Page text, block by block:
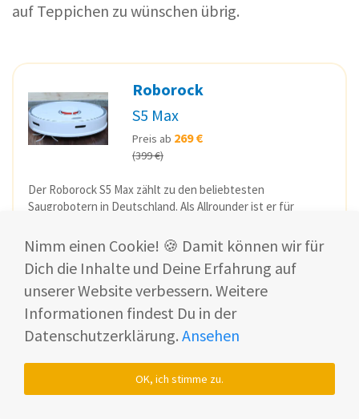
auf Teppichen zu wünschen übrig.
Roborock
S5 Max
Preis ab 269 €
(399 €)
Der Roborock S5 Max zählt zu den beliebtesten
Saugrobotern in Deutschland. Als Allrounder ist er für
konnte uns der Sauger im Test restlos überzeugen.
S5 Max bei Amazon*
Passenden Reiniger ansehen*
Zum Erfahrungsbericht
Preis-Leistung-Sieger 💸
Nimm einen Cookie! 🍪 Damit können wir für
Dich die Inhalte und Deine Erfahrung auf
unserer Website verbessern. Weitere
Informationen findest Du in der
Datenschutzerklärung. Ansehen
OK, ich stimme zu.